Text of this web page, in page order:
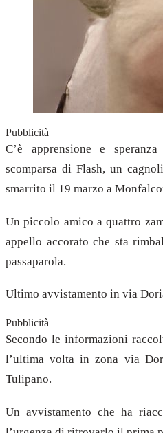
Pubblicità
C’è apprensione e
scomparsa di Flash, un
smarrito il 19 marzo a
Un piccolo amico a quattro
appello accorato che sta
passaparola.
Ultimo avvistamento in via
Pubblicità
Secondo le informazioni
l’ultima volta in zona via
Tulipano.
Un avvistamento che ha